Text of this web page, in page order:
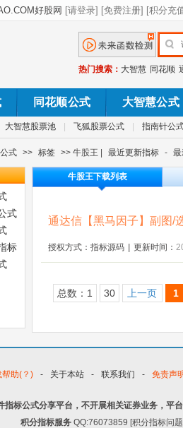
热门搜索： 大智慧 同花顺
同花顺公式 大智慧公式
大智慧股票池 飞狐股票公式 指南针公
式 >> 标签 >> 牛股王 | 最近更新指标 -
式
标
牛股王下载列表
通达信【黑马因子】副图/
授权方式：指标源码 更新时间：
总数：1 30 上一页 1
帮助(？) - 关于本站 - 联系我们 - 免责声
指标公式分享平台，不开展相关证券业务，平
积分指标服务 QQ:76073859 [积分指标问